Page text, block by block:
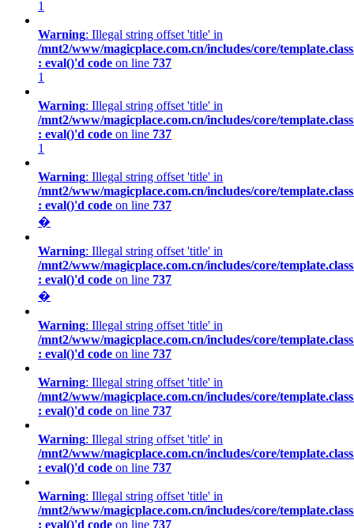
1
Warning: Illegal string offset 'title' in
/mnt2/www/magicplace.com.cn/includes/core/
: eval()'d code on line 737
1
Warning: Illegal string offset 'title' in
/mnt2/www/magicplace.com.cn/includes/core/
: eval()'d code on line 737
1
Warning: Illegal string offset 'title' in
/mnt2/www/magicplace.com.cn/includes/core/
: eval()'d code on line 737
�
Warning: Illegal string offset 'title' in
/mnt2/www/magicplace.com.cn/includes/core/
: eval()'d code on line 737
�
Warning: Illegal string offset 'title' in
/mnt2/www/magicplace.com.cn/includes/core/
: eval()'d code on line 737
Warning: Illegal string offset 'title' in
/mnt2/www/magicplace.com.cn/includes/core/
: eval()'d code on line 737
Warning: Illegal string offset 'title' in
/mnt2/www/magicplace.com.cn/includes/core/
: eval()'d code on line 737
Warning: Illegal string offset 'title' in
/mnt2/www/magicplace.com.cn/includes/core/
: eval()'d code on line 737